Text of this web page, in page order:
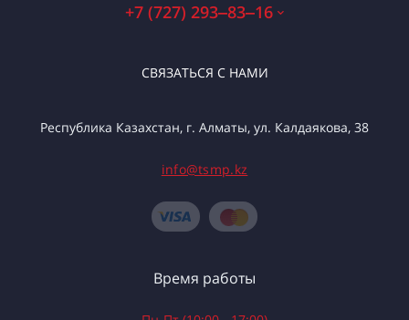
+7 (727) 293‒83‒16
СВЯЗАТЬСЯ С НАМИ
Республика Казахстан, г. Алматы, ул. Калдаякова, 38
info@tsmp.kz
Время работы